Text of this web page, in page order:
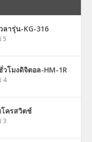
ลารุ่น-KG-316
5
วโมงดิจิตอล-HM-1R
4
โครสวิตช์
3